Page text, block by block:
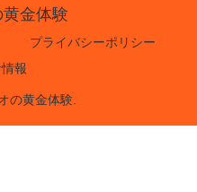
黄金体験
プライバシーポリシー
報
の黄金体験.